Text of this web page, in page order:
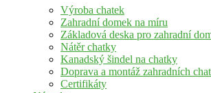
Výroba chatek
Zahradní domek na míru
Základová deska pro zahradní
Nátěr chatky
Kanadský šindel na chatky
Doprava a montáž zahradních
Certifikáty